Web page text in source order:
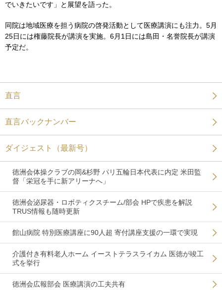
でいきたいです」と展望を語った。
同院は地域医療を担う病院の啓発活動として医療講演にも注力。5月
25日には権藤院長が講演を実施。6月1日には島田・名誉院長が講演
予定だ。
直言
直言バックナンバー
ダイジェスト（最新号）
徳洲会体操クラブの岡&杉野 パリ五輪日本代表に内定 米田監
督「栄冠を手に新アリーナへ」
徳洲会泌尿器・ロボティクスチーム/部会 HPで疾患を解説
TRUS情報も随時更新
館山病院 特別医療講座に90人超 寄付講座支援の一環で実現
介護付き有料老人ホーム イーストテラスライカム 医徳が竣工
式を挙行
徳洲会広報部会 医療講演の工夫共有